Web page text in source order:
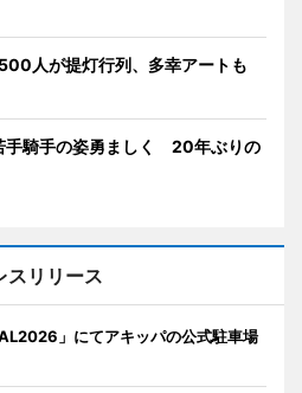
人が提灯行列、多幸アートも
手騎手の姿勇ましく 20年ぶりの
スリリース
」にてアキッパの公式駐車場